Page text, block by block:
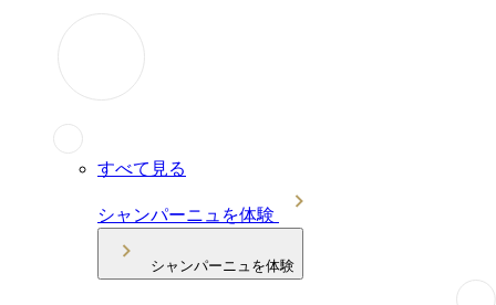
すべて見る
シャンパーニュを体験
シャンパーニュを体験